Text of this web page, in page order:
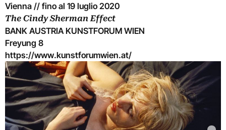
Vienna // fino al 19 luglio 2020
The Cindy Sherman Effect
BANK AUSTRIA KUNSTFORUM WIEN
Freyung 8
https://www.kunstforumwien.at/